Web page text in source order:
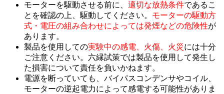
モーターを駆動させる前に、 適切な放熱条件であるこ
とを確認の上、駆動してください。 モーターの駆動方
式・電圧の組み合わせによっては発煙などの危険性が
あります。
製品を使用しての実験中の感電、火傷、火災には十分
ご注意ください。六縁試策では製品を使用して発生し
た損害について責任を負いかねます。
電源を断っていても、バイパスコンデンサやコイル、
モーターの逆起電力によって感電する可能性がありま